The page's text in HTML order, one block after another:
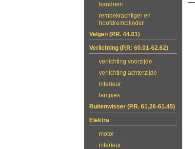
handrem
rembekrachtiger en
hoofdremcilinder
Velgen (P.R. 44.01)
Verlichting (P.R: 60.01-62.62)
verlichting voorzijde
verlichting achterzijde
interieur
lampjes
Ruitenwisser (P.R. 61.26-61.45)
Elektra
motor
interieur